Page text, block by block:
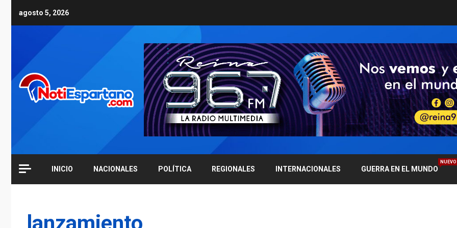
agosto 5, 2026
INICIO NACIONALES POLÍTICA REGIONALES INTERNACIONALES GUERRA EN EL MUNDO
NUEVO